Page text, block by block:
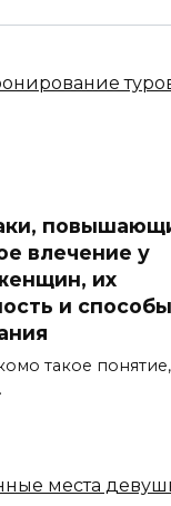
влечение у
их
и способы
такое